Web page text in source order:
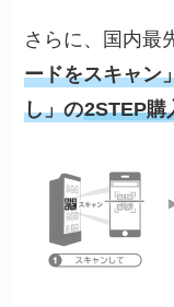
さらに、国内最
ードをスキャン
し」の2STEP購